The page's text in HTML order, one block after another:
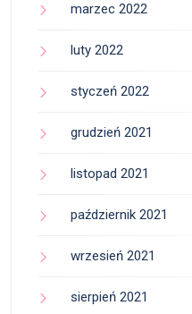
marzec 2022
luty 2022
styczeń 2022
grudzień 2021
listopad 2021
październik 2021
wrzesień 2021
sierpień 2021